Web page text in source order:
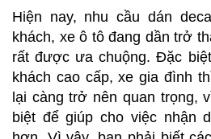
Hiện nay, nhu cầu dán decal
khách, xe ô tô đang dần trở
rất được ưa chuộng. Đặc
khách cao cấp, xe gia đình
lại càng trở nên quan trọng,
biệt để giúp cho việc nhận